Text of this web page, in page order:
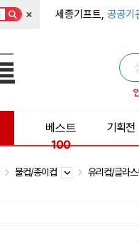
× 세종기프트, 공공기
베스트
100
기획전
물컵/종이컵 유리컵/글라